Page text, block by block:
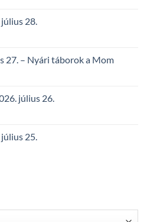
28.
27. – Nyári táborok a Mom
július 26.
25.